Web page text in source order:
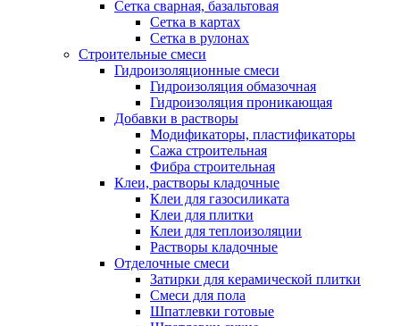
Сетка сварная, базальтовая
Сетка в картах
Сетка в рулонах
Строительные смеси
Гидроизоляционные смеси
Гидроизоляция обмазочная
Гидроизоляция проникающая
Добавки в растворы
Модификаторы, пластификаторы
Сажа строительная
Фибра строительная
Клеи, растворы кладочные
Клеи для газосиликата
Клеи для плитки
Клеи для теплоизоляции
Растворы кладочные
Отделочные смеси
Затирки для керамической плитки
Смеси для пола
Шпатлевки готовые